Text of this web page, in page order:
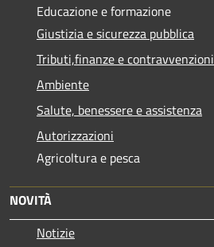
Educazione e formazione
Giustizia e sicurezza pubblica
Tributi,finanze e contravvenzioni
Ambiente
Salute, benessere e assistenza
Autorizzazioni
Agricoltura e pesca
NOVITÀ
Notizie